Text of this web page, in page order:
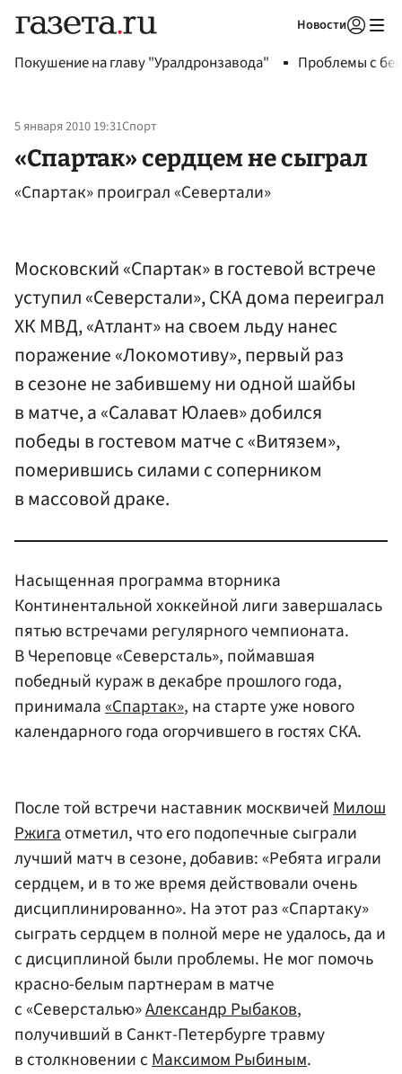
Новости
Покушение на главу "Уралдронзавода" Проблемы с
5 января 2010 19:31Спорт
«Спартак» сердцем не сыграл
«Спартак» проиграл «Севертали»
Московский «Спартак» в гостевой встрече
уступил «Северстали», СКА дома переиграл
ХК МВД, «Атлант» на своем льду нанес
поражение «Локомотиву», первый раз
в сезоне не забившему ни одной шайбы
в матче, а «Салават Юлаев» добился
победы в гостевом матче с «Витязем»,
померившись силами с соперником
в массовой драке.
Насыщенная программа вторника
Континентальной хоккейной лиги завершалась
пятью встречами регулярного чемпионата.
В Череповце «Северсталь», поймавшая
победный кураж в декабре прошлого года,
принимала«Спартак», на старте уже нового
календарного года огорчившего в гостях СКА.
После той встречи наставник москвичейМилош
Ржигаотметил, что его подопечные сыграли
лучший матч в сезоне, добавив: «Ребята играли
сердцем, и в то же время действовали очень
дисциплинированно». На этот раз «Спартаку»
сыграть сердцем в полной мере не удалось, да и
с дисциплиной были проблемы. Не мог помочь
красно-белым партнерам в матче
с «Северсталью»Александр Рыбаков,
получивший в Санкт-Петербурге травму
в столкновении сМаксимом Рыбиным.